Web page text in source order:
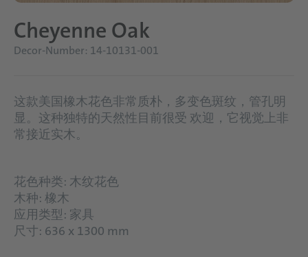
Cheyenne Oak
Decor-Number: 14-10131-001
这款美国橡木花色非常质朴，多变色斑纹，管孔明
显。这种独特的天然性目前很受 欢迎，它视觉上非
常接近实木。
花色种类: 木纹花色
木种: 橡木
应用类型: 家具
尺寸: 636 x 1300 mm